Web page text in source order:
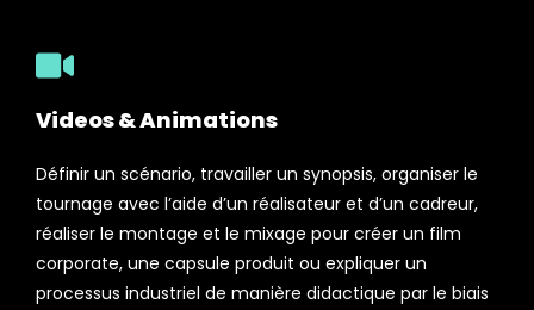
Videos & Animations
Définir un scénario, travailler un synopsis, organiser le
tournage avec l’aide d’un réalisateur et d’un cadreur,
réaliser le montage et le mixage pour créer un film
corporate, une capsule produit ou expliquer un
processus industriel de manière didactique par le biais